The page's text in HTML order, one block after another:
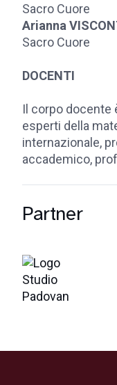
Sacro Cuore
Arianna
Sacro Cuore
DOCENTI
Il corpo docente
esperti della
internazionale,
accademico,
Partner